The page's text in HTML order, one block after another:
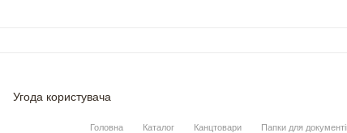
Угода користувача
Головна Каталог Канцтовари Папки для